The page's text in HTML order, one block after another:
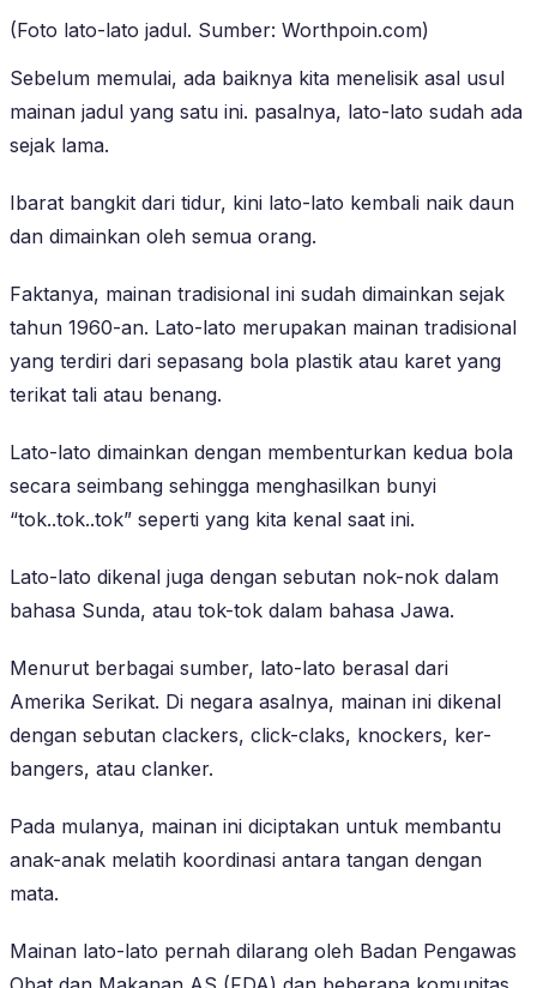
(Foto lato-lato jadul. Sumber: Worthpoin.com)
Sebelum memulai, ada baiknya kita menelisik asal usul
mainan jadul yang satu ini. pasalnya, lato-lato sudah ada
sejak lama.
Ibarat bangkit dari tidur, kini lato-lato kembali naik daun
dan dimainkan oleh semua orang.
Faktanya, mainan tradisional ini sudah dimainkan sejak
tahun 1960-an. Lato-lato merupakan mainan tradisional
yang terdiri dari sepasang bola plastik atau karet yang
terikat tali atau benang.
Lato-lato dimainkan dengan membenturkan kedua bola
secara seimbang sehingga menghasilkan bunyi
“tok..tok..tok” seperti yang kita kenal saat ini.
Lato-lato dikenal juga dengan sebutan nok-nok dalam
bahasa Sunda, atau tok-tok dalam bahasa Jawa.
Menurut berbagai sumber, lato-lato berasal dari
Amerika Serikat. Di negara asalnya, mainan ini dikenal
dengan sebutan clackers, click-claks, knockers, ker-
bangers, atau clanker.
Pada mulanya, mainan ini diciptakan untuk membantu
anak-anak melatih koordinasi antara tangan dengan
mata.
Mainan lato-lato pernah dilarang oleh Badan Pengawas